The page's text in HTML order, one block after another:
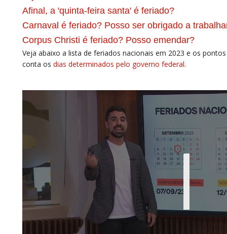
Afinal, a 'quinta-feira santa' é feriado?
Carnaval é feriado? Posso ser obrigado a
Corpus Christi é feriado? Posso emendar?
Veja abaixo a lista de feriados nacionais em 2023 e os
conta os dias determinados pelo governo federal.
Reproduzir